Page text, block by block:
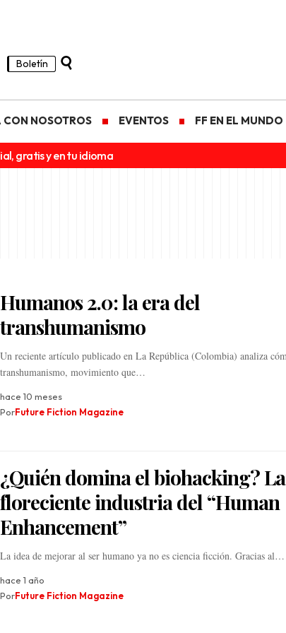
Boletín
CON NOSOTROS EVENTOS FF EN EL MUNDO
gratis y en tu idioma
Humanos 2.0: la era del
transhumanismo
Un reciente artículo publicado en La República (Colombia) analiza
transhumanismo, movimiento que…
hace 10 meses
PorFuture Fiction Magazine
¿Quién domina el biohacking? La
floreciente industria del “Human
Enhancement”
La idea de mejorar al ser humano ya no es ciencia ficción. Gracias al…
hace 1 año
PorFuture Fiction Magazine